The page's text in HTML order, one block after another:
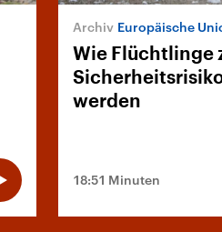
Europäische
Wie Flüchtlinge
werden
18:51 Minuten